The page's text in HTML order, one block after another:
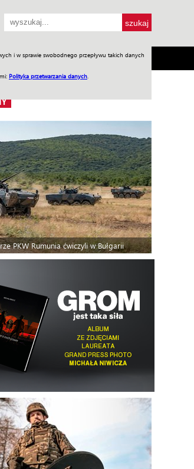
i w sprawie swobodnego przepływu takich danych
Polityka przetwarzania danych
Praca w WIW
PKW Rumunia ćwiczyli w Bułgarii